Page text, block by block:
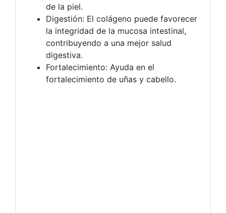
de la piel.
Digestión: El colágeno puede favorecer
la integridad de la mucosa intestinal,
contribuyendo a una mejor salud
digestiva.
Fortalecimiento: Ayuda en el
fortalecimiento de uñas y cabello.